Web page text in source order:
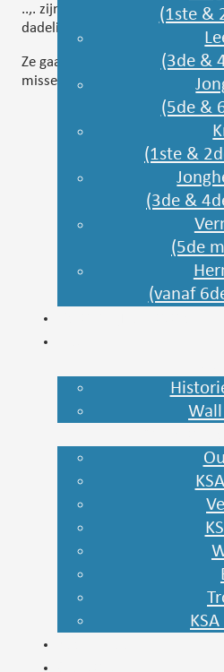
(1ste &
(3de &
(5de &
(1ste &
(3de &
(5de
(vanaf
..,. zijn nog enkele woorden die
dadelijk te binnen schieten…
Ze gaan begin juli een weekje op
missen, het belooft weer